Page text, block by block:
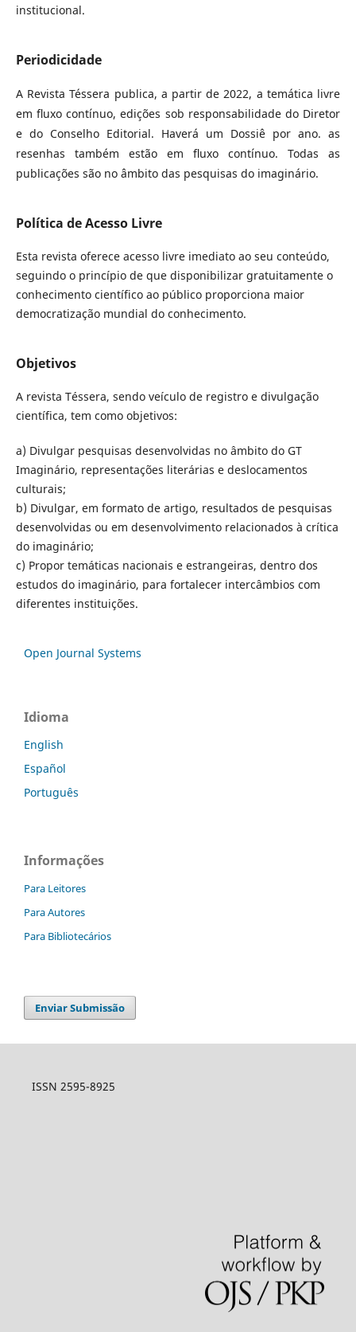
institucional.
Periodicidade
A Revista Téssera publica, a partir de 2022, a temática livre
em fluxo contínuo, edições sob responsabilidade do Diretor
e do Conselho Editorial. Haverá um Dossiê por ano. as
resenhas também estão em fluxo contínuo. Todas as
publicações são no âmbito das pesquisas do imaginário.
Política de Acesso Livre
Esta revista oferece acesso livre imediato ao seu conteúdo,
seguindo o princípio de que disponibilizar gratuitamente o
conhecimento científico ao público proporciona maior
democratização mundial do conhecimento.
Objetivos
A revista Téssera, sendo veículo de registro e divulgação
científica, tem como objetivos:
a) Divulgar pesquisas desenvolvidas no âmbito do GT
Imaginário, representações literárias e deslocamentos
culturais;
b) Divulgar, em formato de artigo, resultados de pesquisas
desenvolvidas ou em desenvolvimento relacionados à crítica
do imaginário;
c) Propor temáticas nacionais e estrangeiras, dentro dos
estudos do imaginário, para fortalecer intercâmbios com
diferentes instituições.
Open Journal Systems
Idioma
English
Español
Português
Informações
Para Leitores
Para Autores
Para Bibliotecários
Enviar Submissão
ISSN 2595-8925